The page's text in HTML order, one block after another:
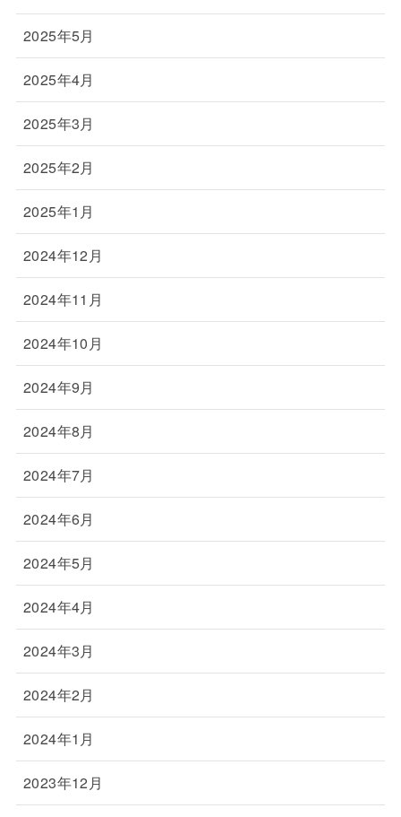
2025年5月
2025年4月
2025年3月
2025年2月
2025年1月
2024年12月
2024年11月
2024年10月
2024年9月
2024年8月
2024年7月
2024年6月
2024年5月
2024年4月
2024年3月
2024年2月
2024年1月
2023年12月